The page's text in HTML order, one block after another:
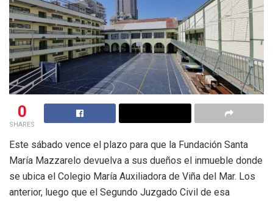
0
SHARES
Este sábado vence el plazo para que la Fundación Santa
María Mazzarelo devuelva a sus dueños el inmueble donde
se ubica el Colegio María Auxiliadora de Viña del Mar. Los
anterior, luego que el Segundo Juzgado Civil de esa